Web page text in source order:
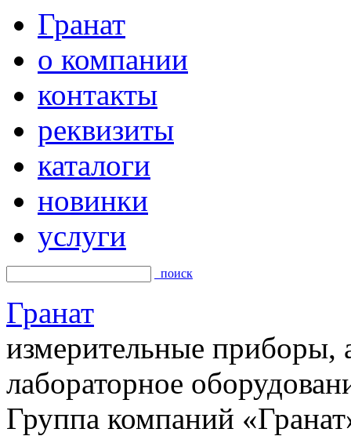
Гранат
о компании
контакты
реквизиты
каталоги
новинки
услуги
поиск
Гранат
измерительные приборы,
лабораторное
Группа компаний